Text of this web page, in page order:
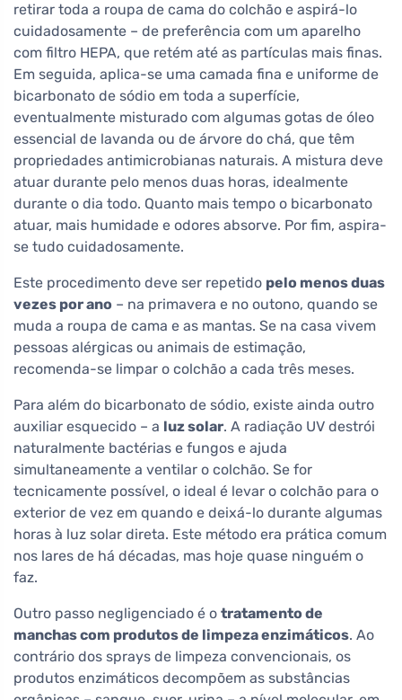
retirar toda a roupa de cama do colchão e aspirá-lo
cuidadosamente – de preferência com um aparelho
com filtro HEPA, que retém até as partículas mais finas.
Em seguida, aplica-se uma camada fina e uniforme de
bicarbonato de sódio em toda a superfície,
eventualmente misturado com algumas gotas de óleo
essencial de lavanda ou de árvore do chá, que têm
propriedades antimicrobianas naturais. A mistura deve
atuar durante pelo menos duas horas, idealmente
durante o dia todo. Quanto mais tempo o bicarbonato
atuar, mais humidade e odores absorve. Por fim, aspira-
se tudo cuidadosamente.
Este procedimento deve ser repetido pelo menos duas
vezes por ano – na primavera e no outono, quando se
muda a roupa de cama e as mantas. Se na casa vivem
pessoas alérgicas ou animais de estimação,
recomenda-se limpar o colchão a cada três meses.
Para além do bicarbonato de sódio, existe ainda outro
auxiliar esquecido – a luz solar. A radiação UV destrói
naturalmente bactérias e fungos e ajuda
simultaneamente a ventilar o colchão. Se for
tecnicamente possível, o ideal é levar o colchão para o
exterior de vez em quando e deixá-lo durante algumas
horas à luz solar direta. Este método era prática comum
nos lares de há décadas, mas hoje quase ninguém o
faz.
Outro passo negligenciado é o tratamento de
manchas com produtos de limpeza enzimáticos. Ao
contrário dos sprays de limpeza convencionais, os
produtos enzimáticos decompõem as substâncias